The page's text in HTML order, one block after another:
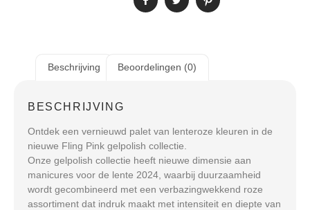
Beschrijving Beoordelingen (0)
BESCHRIJVING
Ontdek een vernieuwd palet van lenteroze kleuren in de
nieuwe Fling Pink gelpolish collectie.
Onze gelpolish collectie heeft nieuwe dimensie aan
manicures voor de lente 2024, waarbij duurzaamheid
wordt gecombineerd met een verbazingwekkend roze
assortiment dat indruk maakt met intensiteit en diepte van